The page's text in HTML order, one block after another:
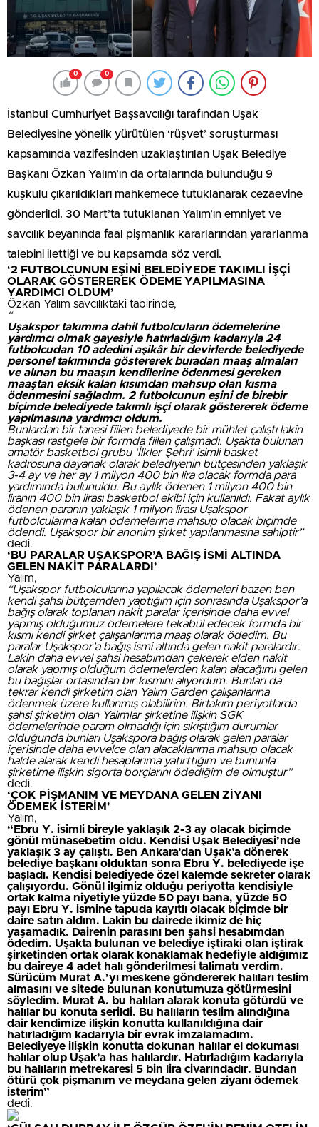
0 0
İstanbul Cumhuriyet Başsavcılığı tarafından Uşak
Belediyesine yönelik yürütülen ‘rüşvet’ soruşturması
kapsamında vazifesinden uzaklaştırılan Uşak Belediye
Başkanı Özkan Yalım’ın da ortalarında bulunduğu 9
kuşkulu çıkarıldıkları mahkemece tutuklanarak cezaevine
gönderildi. 30 Mart’ta tutuklanan Yalım’ın emniyet ve
savcılık beyanında faal pişmanlık kararlarından yararlanma
talebini ilettiği ve bu kapsamda söz verdi.
‘2 FUTBOLCUNUN EŞİNİ BELEDİYEDE TAKIMLI İŞÇİ
OLARAK GÖSTEREREK ÖDEME YAPILMASINA
YARDIMCI OLDUM’
Özkan Yalım savcılıktaki tabirinde,
“
Uşakspor takımına dahil futbolcuların ödemelerine
yardımcı olmak gayesiyle hatırladığım kadarıyla 24
futbolcudan 10 adedini aşikâr bir devirlerde belediyede
personel takımında göstererek buradan maaş almaları
ve alınan bu maaşın kendilerine ödenmesi gereken
maaştan eksik kalan kısımdan mahsup olan kısma
ödenmesini sağladım. 2 futbolcunun eşini de birebir
biçimde belediyede takımlı işçi olarak göstererek ödeme
yapılmasına yardımcı oldum.
Bunlardan bir tanesi fiilen belediyede bir mühlet çalıştı lakin
başkası rastgele bir formda fiilen çalışmadı. Uşakta bulunan
amatör basketbol grubu ‘İlkler Şehri’ isimli basket
kadrosuna dayanak olarak belediyenin bütçesinden yaklaşık
3-4 ay ve her ay 1 milyon 400 bin lira olacak formda para
yardımında bulunuldu. Bu aylık ödenen 1 milyon 400 bin
liranın 400 bin lirası basketbol ekibi için kullanıldı. Fakat aylık
ödenen paranın yaklaşık 1 milyon lirası Uşakspor
futbolcularına kalan ödemelerine mahsup olacak biçimde
ödendi. Uşakspor bir anonim şirket yapılanmasına sahiptir”
dedi.
‘BU PARALAR UŞAKSPOR’A BAĞIŞ İSMİ ALTINDA
GELEN NAKİT PARALARDI’
Yalım,
“Uşakspor futbolcularına yapılacak ödemeleri bazen ben
kendi şahsi bütçemden yaptığım için sonrasında Uşakspor’a
bağış olarak toplanan nakit paralar içerisinde daha evvel
yapmış olduğumuz ödemelere tekabül edecek formda bir
kısmı kendi şirket çalışanlarıma maaş olarak ödedim. Bu
paralar Uşakspor’a bağış ismi altında gelen nakit paralardır.
Lakin daha evvel şahsi hesabımdan çekerek elden nakit
olarak yapmış olduğum ödemelerden kalan alacağımı gelen
bu bağışlar ortasından bir kısmını alıyordum. Bunları da
tekrar kendi şirketim olan Yalım Garden çalışanlarına
ödenmek üzere kullanmış olabilirim. Birtakım periyotlarda
şahsi şirketim olan Yalımlar şirketine ilişkin SGK
ödemelerinde param olmadığı için sıkıştığım durumlar
olduğunda bunları Uşakspora bağış olarak gelen paralar
içerisinde daha evvelce olan alacaklarıma mahsup olacak
halde alarak kendi hesaplarıma yatırttığım ve bununla
şirketime ilişkin sigorta borçlarını ödediğim de olmuştur”
dedi.
‘ÇOK PİŞMANIM VE MEYDANA GELEN ZİYANI
ÖDEMEK İSTERİM’
Yalım,
“Ebru Y. isimli bireyle yaklaşık 2-3 ay olacak biçimde
gönül münasebetim oldu. Kendisi Uşak Belediyesi’nde
yaklaşık 3 ay çalıştı. Ben Ankara’dan Uşak’a dönerek
belediye başkanı olduktan sonra Ebru Y. belediyede işe
başladı. Kendisi belediyede özel kalemde sekreter olarak
çalışıyordu. Gönül ilgimiz olduğu periyotta kendisiyle
ortak kalma niyetiyle yüzde 50 payı bana, yüzde 50
payı Ebru Y. ismine tapuda kayıtlı olacak biçimde bir
daire satın aldım. Lakin bu dairede ikimiz de hiç
yaşamadık. Dairenin parasını ben şahsi hesabımdan
ödedim. Uşakta bulunan ve belediye iştiraki olan iştirak
şirketinden ortak olarak konaklamak hedefiyle aldığımız
bu daireye 4 adet halı gönderilmesi talimatı verdim.
Sürücüm Murat A.’yı meskene göndererek halıları teslim
almasını ve sitede bulunan konutumuza götürmesini
söyledim. Murat A. bu halıları alarak konuta götürdü ve
halılar bu konuta serildi. Bu halıların teslim alındığına
dair kendimize ilişkin konutta kullanıldığına dair
hatırladığım kadarıyla bir evrak imzalamadım.
Belediyeye ilişkin konutta dokunan halılar el dokuması
halılar olup Uşak’a has halılardır. Hatırladığım kadarıyla
bu halıların metrekaresi 5 bin lira civarındadır. Bundan
ötürü çok pişmanım ve meydana gelen ziyanı ödemek
isterim”
dedi.